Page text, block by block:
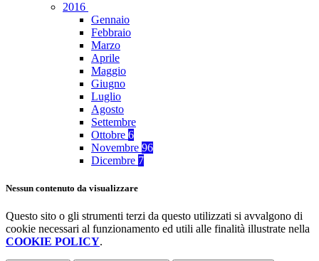
2016
Gennaio
Febbraio
Marzo
Aprile
Maggio
Giugno
Luglio
Agosto
Settembre
Ottobre 6
Novembre 96
Dicembre 7
Nessun contenuto da visualizzare
Questo sito o gli strumenti terzi da questo utilizzati si avvalgono di
cookie necessari al funzionamento ed utili alle finalità illustrate nella
COOKIE POLICY.